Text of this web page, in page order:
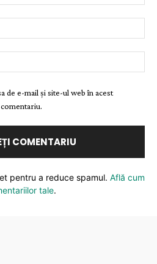
de e-mail și site-ul web în acest
pentru a reduce spamul. Află cum
tale.